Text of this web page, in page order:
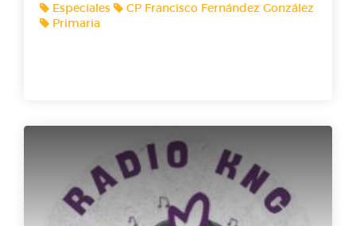
Especiales
CP Francisco Fernández González
Primaria